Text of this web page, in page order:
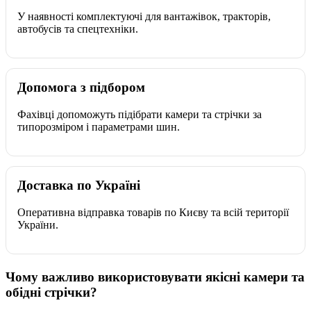
У наявності комплектуючі для вантажівок, тракторів,
автобусів та спецтехніки.
Допомога з підбором
Фахівці допоможуть підібрати камери та стрічки за
типорозміром і параметрами шин.
Доставка по Україні
Оперативна відправка товарів по Києву та всій території
України.
Чому важливо використовувати якісні камери та
обідні стрічки?